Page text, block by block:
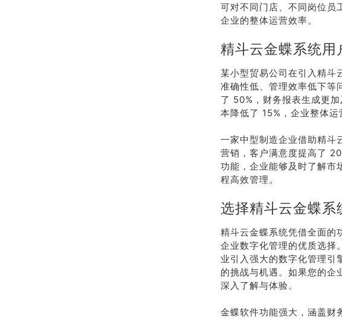
可对不同门店、不同岗位员
企业的整体运营效率。
精斗云金蝶系统用
某小型贸易公司在引入精斗
准确性低、管理效率低下等
了 50%，财务报表生成更
本降低了 15%，企业整体运
一家中型制造企业借助精斗
营销，客户满意度提高了
功能，企业能够及时了解市
程高效管理。
选择精斗云金蝶系
精斗云金蝶系统凭借全面的
企业数字化管理的优质选择
业引入强大的数字化管理引
的挑战与机遇。如果您的企
深入了解与体验。
金蝶软件功能强大，涵盖财